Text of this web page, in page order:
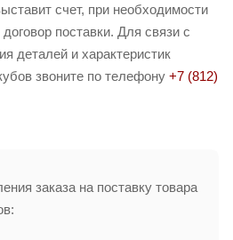
счет, при необходимости
поставки. Для связи с
деталей и характеристик
звоните по телефону +7 (812)
заказа на поставку товара